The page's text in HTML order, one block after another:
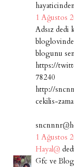
1 Ağustos
Adsız dedi
blogunu
https://
78240
http://
cekilis-
1 Ağustos
Hayal@
Gfc ve